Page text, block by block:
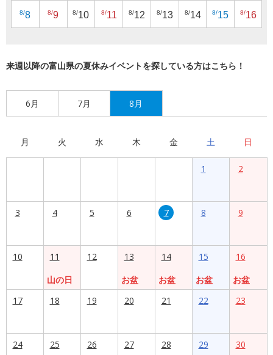
8/8 8/9 8/10 8/11 8/12 8/13 8/14 8/15 8/16
来週以降の富山県の夏休みイベントを探している方はこちら！
6月 7月 8月
月 火 水 木 金 土 日
1 2
3 4 5 6 7 8 9
10
11
山の日
12
13
お盆
14
お盆
15
お盆
16
お盆
17
18 19 20 21 22 23
24 25 26 27 28 29 30